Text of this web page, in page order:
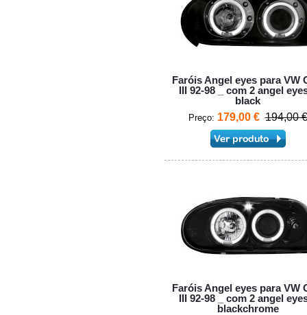
Faróis Angel eyes para VW
III 92-98 _ com 2 angel
black
Preço: 179,00 € 194,00 €
Faróis Angel eyes para VW
III 92-98 _ com 2 angel
blackchrome